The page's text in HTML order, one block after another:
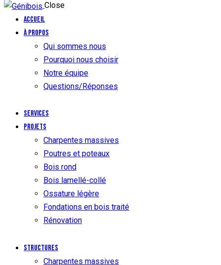
Close
Accueil
À propos
Qui sommes nous
Pourquoi nous choisir
Notre équipe
Questions/Réponses
Services
Projets
Charpentes massives
Poutres et poteaux
Bois rond
Bois lamellé-collé
Ossature légère
Fondations en bois traité
Rénovation
Structures
Charpentes massives